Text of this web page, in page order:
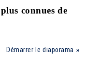
connues de
Démarrer le diaporama